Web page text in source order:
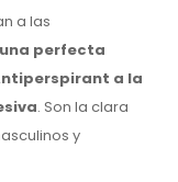
a las
una perfecta
a la
. Son la clara
y